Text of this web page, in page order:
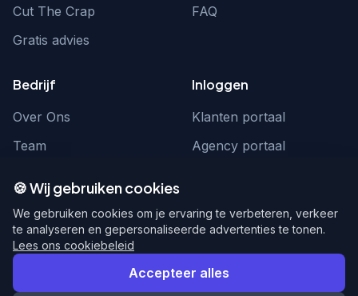
Cut The Crap
Gratis advies
FAQ
Bedrijf
Over Ons
Team
Inloggen
Klanten portaal
Agency portaal
hello@webnexus.nl
085 004 1875
🍪 Wij gebruiken cookies
We gebruiken cookies om je ervaring te verbeteren, verkeer
te analyseren en gepersonaliseerde advertenties te tonen.
Lees ons cookiebeleid
Accepteer alles